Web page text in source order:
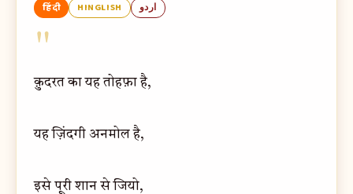
हिंदी HINGLISH اردو
"
क़ुदरत का यह तोहफ़ा है,
यह ज़िंदगी अनमोल है,
इसे पूरी शान से जियो,